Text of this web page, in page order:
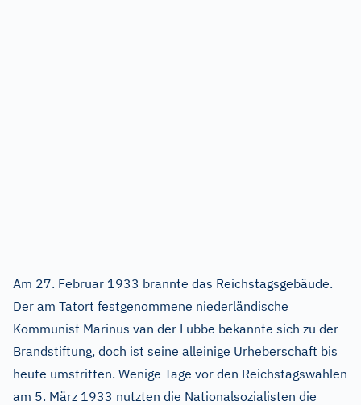
Am 27. Februar 1933 brannte das Reichstagsgebäude.
Der am Tatort festgenommene niederländische
Kommunist Marinus van der Lubbe bekannte sich zu der
Brandstiftung, doch ist seine alleinige Urheberschaft bis
heute umstritten. Wenige Tage vor den Reichstagswahlen
am 5. März 1933 nutzten die Nationalsozialisten die